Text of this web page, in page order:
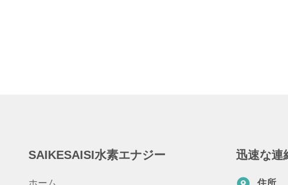
SAIKESAISI水素エナジー
ホーム
迅速な連
住所